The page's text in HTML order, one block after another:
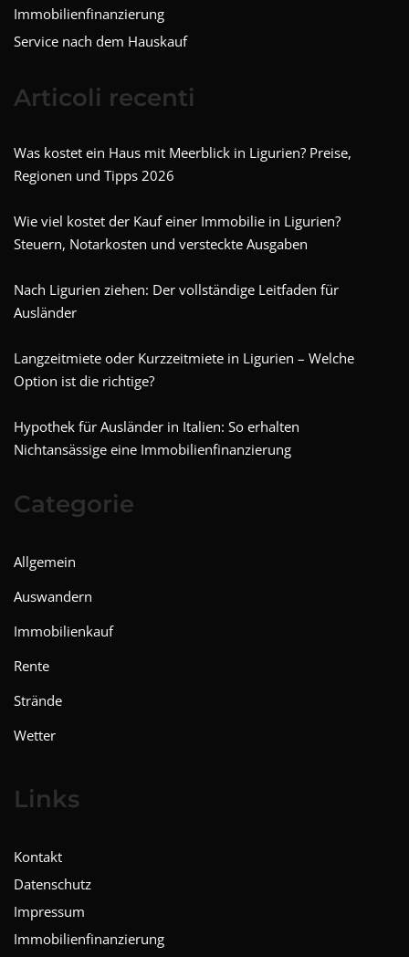
Immobilienfinanzierung
Service nach dem Hauskauf
Articoli recenti
Was kostet ein Haus mit Meerblick in Ligurien? Preise,
Regionen und Tipps 2026
Wie viel kostet der Kauf einer Immobilie in Ligurien?
Steuern, Notarkosten und versteckte Ausgaben
Nach Ligurien ziehen: Der vollständige Leitfaden für
Ausländer
Langzeitmiete oder Kurzzeitmiete in Ligurien – Welche
Option ist die richtige?
Hypothek für Ausländer in Italien: So erhalten
Nichtansässige eine Immobilienfinanzierung
Categorie
Allgemein
Auswandern
Immobilienkauf
Rente
Strände
Wetter
Links
Kontakt
Datenschutz
Impressum
Immobilienfinanzierung